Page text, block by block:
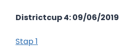
Districtcup 4: 09/06/2019
Stap 1